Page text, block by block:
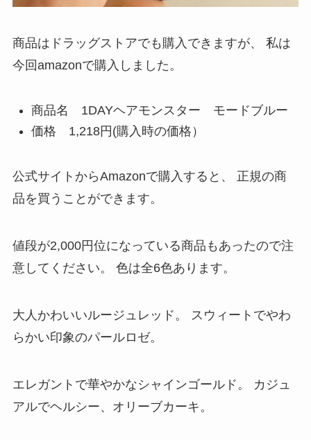
商品はドラッグストアでも購入できますが、
私は
今回amazonで購入しました。
商品名 1DAYヘアモンスター モードブルー
価格 1,218円(購入時の価格）
公式サイトからAmazonで購入すると、
正規の商
品を買うことができます。
値段が2,000円位になっている商品もあったので注
意してください。
色は全6色あります。
大人かわいいルージュレッド。
スウィートでやわ
らかい印象のパールロゼ。
エレガントで華やかなシャインゴールド。
カジュ
アルでヘルシー、オリーブカーキ。